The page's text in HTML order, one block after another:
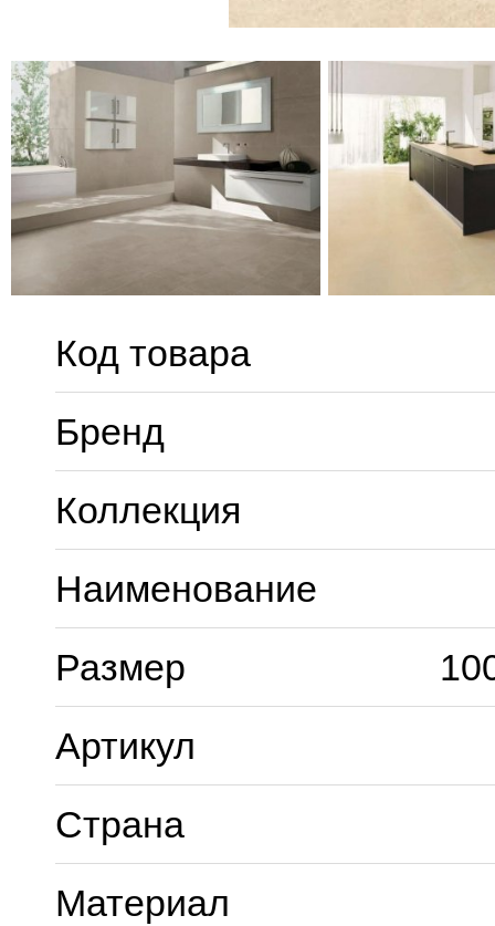
Код товара
Бренд
Коллекция
Наименование
Размер
Артикул
Страна
Материал